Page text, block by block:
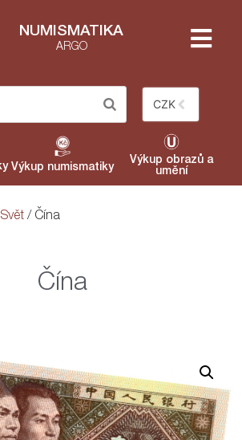
NUMISMATIKA
ARGO
CZK
Výkup numismatiky
Výkup obrazů a
umění
Svět / Čína
Čína